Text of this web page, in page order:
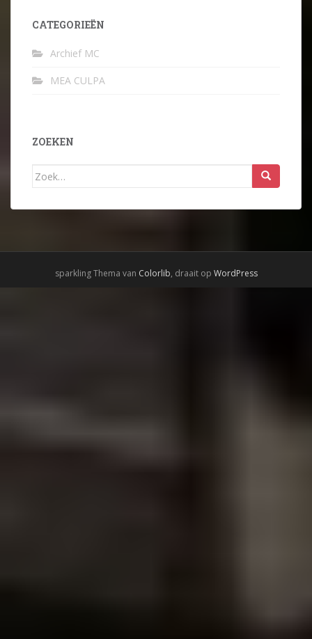
CATEGORIEËN
Archief MC
MEA CULPA
ZOEKEN
Zoek
sparkling Thema van Colorlib, draait op WordPress